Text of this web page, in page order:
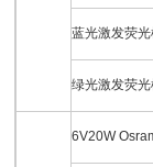
蓝光激发荧
绿光激发荧
6V20W